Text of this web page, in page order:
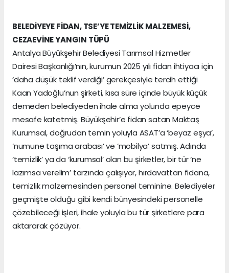
BELEDİYEYE FİDAN, TSE’YE TEMİZLİK MALZEMESİ,
CEZAEVİNE YANGIN TÜPÜ
Antalya Büyükşehir Belediyesi Tarımsal Hizmetler
Dairesi Başkanlığı’nın, kurumun 2025 yılı fidan ihtiyacı için
‘daha düşük teklif verdiği’ gerekçesiyle tercih ettiği
Kaan Yadoğlu’nun şirketi, kısa süre içinde büyük küçük
demeden belediyeden ihale alma yolunda epeyce
mesafe katetmiş. Büyükşehir’e fidan satan Maktaş
Kurumsal, doğrudan temin yoluyla ASAT’a ‘beyaz eşya’,
‘numune taşıma arabası’ ve ‘mobilya’ satmış. Adında
‘temizlik’ ya da ‘kurumsal’ olan bu şirketler, bir tür ‘ne
lazımsa verelim’ tarzında çalışıyor, hırdavattan fidana,
temizlik malzemesinden personel teminine. Belediyeler
geçmişte olduğu gibi kendi bünyesindeki personelle
çözebileceği işleri, ihale yoluyla bu tür şirketlere para
aktararak çözüyor.